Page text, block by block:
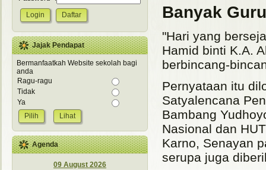
Jajak Pendapat
Bermanfaatkah Website sekolah bagi
anda
Ragu-ragu
Tidak
Ya
Lihat
Agenda
09 August 2026
Banyak
"Hari yang
Hamid binti K.A.
berbincang-
Pernyataan itu
Satyalencana
Bambang
Nasional dan
Karno, Senayan
serupa juga